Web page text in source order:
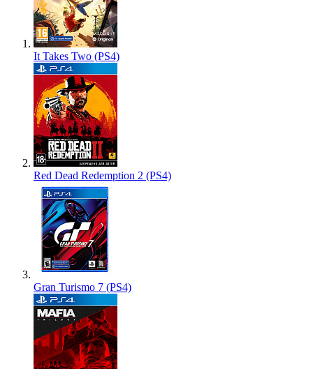
It Takes Two (PS4)
Red Dead Redemption 2 (PS4)
Gran Turismo 7 (PS4)